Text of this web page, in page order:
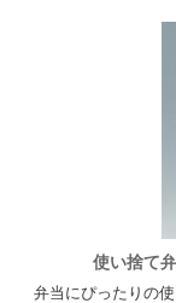
使い捨て
弁当にぴったりの